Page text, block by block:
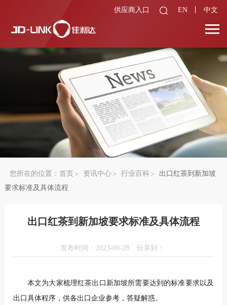
供应商入口 EN 中文
您所在的位置： 首页 资讯中心 行业百科
出口红茶到新加坡
要求标准及具体流程
出口红茶到新加坡要求标准及具体流程
发布时间：2023-09-28 分享到：
本文为大家梳理红茶出口新加坡所需要达到的标准要求以及
出口具体程序，供各出口企业参考，答疑解惑。